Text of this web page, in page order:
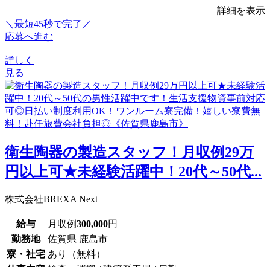
詳細を表示
＼最短45秒で完了／
応募へ進む
詳しく
見る
衛生陶器の製造スタッフ！月収例29万
円以上可★未経験活躍中！20代～50代...
株式会社BREXA Next
給与 月収例300,000円
勤務地
佐賀県 鹿島市
寮・社宅 あり（無料）